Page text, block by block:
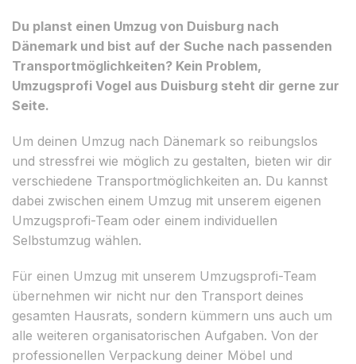
Du planst einen Umzug von Duisburg nach
Dänemark und bist auf der Suche nach passenden
Transportmöglichkeiten? Kein Problem,
Umzugsprofi Vogel aus Duisburg steht dir gerne zur
Seite.
Um deinen Umzug nach Dänemark so reibungslos
und stressfrei wie möglich zu gestalten, bieten wir dir
verschiedene Transportmöglichkeiten an. Du kannst
dabei zwischen einem Umzug mit unserem eigenen
Umzugsprofi-Team oder einem individuellen
Selbstumzug wählen.
Für einen Umzug mit unserem Umzugsprofi-Team
übernehmen wir nicht nur den Transport deines
gesamten Hausrats, sondern kümmern uns auch um
alle weiteren organisatorischen Aufgaben. Von der
professionellen Verpackung deiner Möbel und